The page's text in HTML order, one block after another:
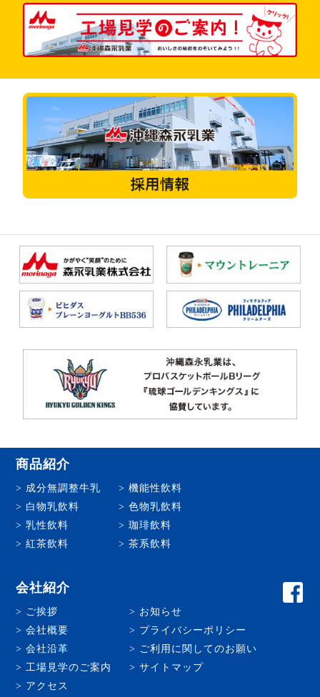
商品紹介
成分無調整牛乳
白物乳飲料
乳性飲料
紅茶飲料
機能性飲料
色物乳飲料
珈琲飲料
茶系飲料
会社紹介
ご挨拶
会社概要
会社沿革
工場見学のご案内
アクセス
お知らせ
プライバシーポリシー
ご利用に関してのお願い
サイトマップ